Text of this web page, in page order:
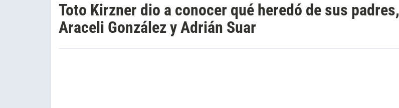
Toto Kirzner dio a conocer qué heredó de sus padres,
Araceli González y Adrián Suar